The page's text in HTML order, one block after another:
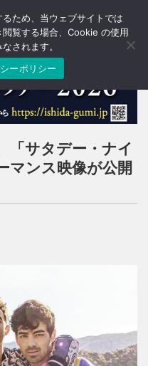
T
o
a
v
g
a
o
「サタデー・ナイ
マンス映像が公開
ため、当ウェブサイトでは
覧する場合、Cookie の使用
されます。
ーポリシー